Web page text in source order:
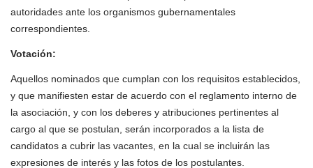
autoridades ante los organismos gubernamentales
correspondientes.
Votación:
Aquellos nominados que cumplan con los requisitos establecidos,
y que manifiesten estar de acuerdo con el reglamento interno de
la asociación, y con los deberes y atribuciones pertinentes al
cargo al que se postulan, serán incorporados a la lista de
candidatos a cubrir las vacantes, en la cual se incluirán las
expresiones de interés y las fotos de los postulantes.